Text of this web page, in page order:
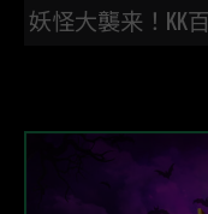
妖怪大襲来！KK